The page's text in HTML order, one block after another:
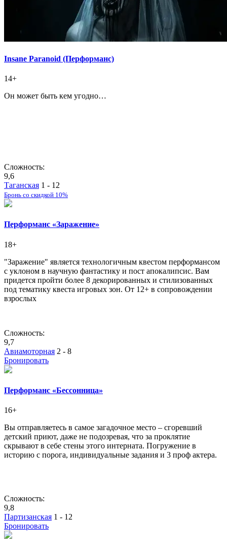
Insane Paranoid (Перформанс)
14+
Он может быть кем угодно…
Сложность:
9,6
Таганская 1 - 12
Бронь со скидкой 10%
Перформанс «Заражение»
18+
"Заражение" является технологичным квестом перформансом
с уклоном в научную фантастику и пост апокалипсис. Вам
придется пройти более 8 декорированных и стилизованных
под тематику квеста игровых зон. От 12+ в сопровождении
взрослых
Сложность:
9,7
Авиамоторная 2 - 8
Бронировать
Перформанс «Бессонница»
16+
Вы отправляетесь в самое загадочное место – сгоревший
детский приют, даже не подозревая, что за проклятие
скрывают в себе стены этого интерната. Погружение в
историю с порога, индивидуальные задания и 3 проф актера.
Сложность:
9,8
Партизанская 1 - 12
Бронировать